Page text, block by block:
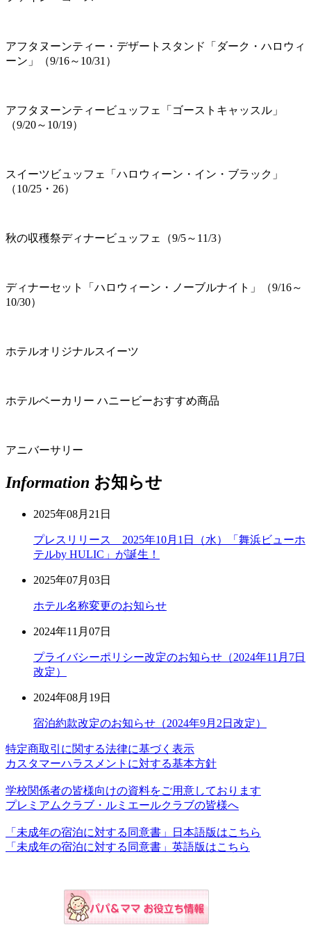
アフタヌーンティー・デザートスタンド「ダーク・ハロウィ
ーン」（9/16～10/31）
アフタヌーンティービュッフェ「ゴーストキャッスル」
（9/20～10/19）
スイーツビュッフェ「ハロウィーン・イン・ブラック」
（10/25・26）
秋の収穫祭ディナービュッフェ（9/5～11/3）
ディナーセット「ハロウィーン・ノーブルナイト」（9/16～
10/30）
ホテルオリジナルスイーツ
ホテルベーカリー ハニービーおすすめ商品
アニバーサリー
Information お知らせ
2025年08月21日
プレスリリース 2025年10月1日（水）「舞浜ビューホ
テルby HULIC」が誕生！
2025年07月03日
ホテル名称変更のお知らせ
2024年11月07日
プライバシーポリシー改定のお知らせ（2024年11月7日
改定）
2024年08月19日
宿泊約款改定のお知らせ（2024年9月2日改定）
特定商取引に関する法律に基づく表示
カスタマーハラスメントに対する基本方針
学校関係者の皆様向けの資料をご用意しております
プレミアムクラブ・ルミエールクラブの皆様へ
「未成年の宿泊に対する同意書」日本語版はこちら
「未成年の宿泊に対する同意書」英語版はこちら